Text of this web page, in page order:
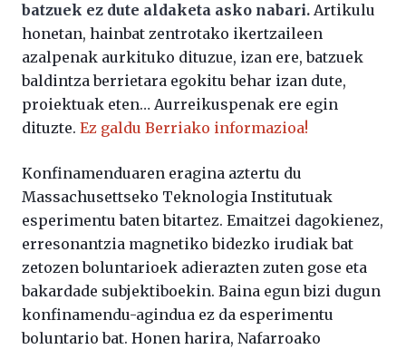
batzuek ez dute aldaketa asko nabari. Artikulu
honetan, hainbat zentrotako ikertzaileen
azalpenak aurkituko dituzue, izan ere, batzuek
baldintza berrietara egokitu behar izan dute,
proiektuak eten… Aurreikuspenak ere egin
dituzte. Ez galdu Berriako informazioa!
Konfinamenduaren eragina aztertu du
Massachusettseko Teknologia Institutuak
esperimentu baten bitartez. Emaitzei dagokienez,
erresonantzia magnetiko bidezko irudiak bat
zetozen boluntarioek adierazten zuten gose eta
bakardade subjektiboekin. Baina egun bizi dugun
konfinamendu-agindua ez da esperimentu
boluntario bat. Honen harira, Nafarroako